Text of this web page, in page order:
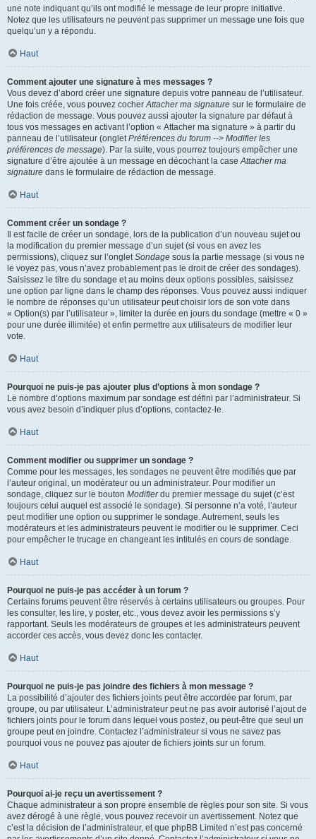
une note indiquant qu’ils ont modifié le message de leur propre initiative.
Notez que les utilisateurs ne peuvent pas supprimer un message une fois que
quelqu’un y a répondu.
Haut
Comment ajouter une signature à mes messages ?
Vous devez d’abord créer une signature depuis votre panneau de l’utilisateur.
Une fois créée, vous pouvez cocherAttacher ma signature sur le formulaire de
rédaction de message. Vous pouvez aussi ajouter la signature par défaut à
tous vos messages en activant l’option « Attacher ma signature » à partir du
panneau de l’utilisateur (ongletPréférences du forum --> Modifier les
préférences de message). Par la suite, vous pourrez toujours empêcher une
signature d’être ajoutée à un message en décochant la caseAttacher ma
signature dans le formulaire de rédaction de message.
Haut
Comment créer un sondage ?
Il est facile de créer un sondage, lors de la publication d’un nouveau sujet ou
la modification du premier message d’un sujet (si vous en avez les
permissions), cliquez sur l’ongletSondage sous la partie message (si vous ne
le voyez pas, vous n’avez probablement pas le droit de créer des sondages).
Saisissez le titre du sondage et au moins deux options possibles, saisissez
une option par ligne dans le champ des réponses. Vous pouvez aussi indiquer
le nombre de réponses qu’un utilisateur peut choisir lors de son vote dans
« Option(s) par l’utilisateur », limiter la durée en jours du sondage (mettre « 0 »
pour une durée illimitée) et enfin permettre aux utilisateurs de modifier leur
vote.
Haut
Pourquoi ne puis-je pas ajouter plus d’options à mon sondage ?
Le nombre d’options maximum par sondage est défini par l’administrateur. Si
vous avez besoin d’indiquer plus d’options, contactez-le.
Haut
Comment modifier ou supprimer un sondage ?
Comme pour les messages, les sondages ne peuvent être modifiés que par
l’auteur original, un modérateur ou un administrateur. Pour modifier un
sondage, cliquez sur le bouton Modifierdu premier message du sujet (c’est
toujours celui auquel est associé le sondage). Si personne n’a voté, l’auteur
peut modifier une option ou supprimer le sondage. Autrement, seuls les
modérateurs et les administrateurs peuvent le modifier ou le supprimer. Ceci
pour empêcher le trucage en changeant les intitulés en cours de sondage.
Haut
Pourquoi ne puis-je pas accéder à un forum ?
Certains forums peuvent être réservés à certains utilisateurs ou groupes. Pour
les consulter, les lire, y poster, etc., vous devez avoir les permissions s’y
rapportant. Seuls les modérateurs de groupes et les administrateurs peuvent
accorder ces accès, vous devez donc les contacter.
Haut
Pourquoi ne puis-je pas joindre des fichiers à mon message ?
La possibilité d’ajouter des fichiers joints peut être accordée par forum, par
groupe, ou par utilisateur. L’administrateur peut ne pas avoir autorisé l’ajout de
fichiers joints pour le forum dans lequel vous postez, ou peut-être que seul un
groupe peut en joindre. Contactez l’administrateur si vous ne savez pas
pourquoi vous ne pouvez pas ajouter de fichiers joints sur un forum.
Haut
Pourquoi ai-je reçu un avertissement ?
Chaque administrateur a son propre ensemble de règles pour son site. Si vous
avez dérogé à une règle, vous pouvez recevoir un avertissement. Notez que
c’est la décision de l’administrateur, et que phpBB Limited n’est pas concerné